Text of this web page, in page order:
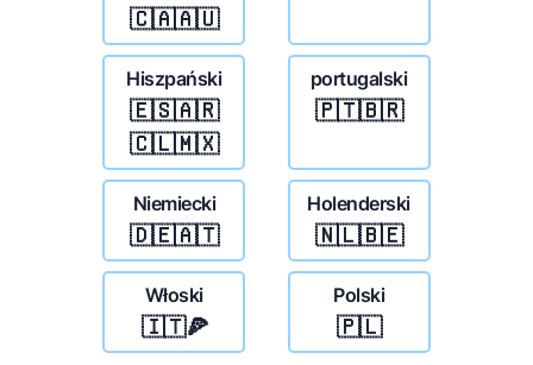
🇨🇦🇦🇺
Hiszpański
🇪🇸🇦🇷
🇨🇱🇲🇽
portugalski
🇵🇹🇧🇷
Niemiecki
🇩🇪🇦🇹
Holenderski
🇳🇱🇧🇪
Włoski
🇮🇹🍕
Polski
🇵🇱